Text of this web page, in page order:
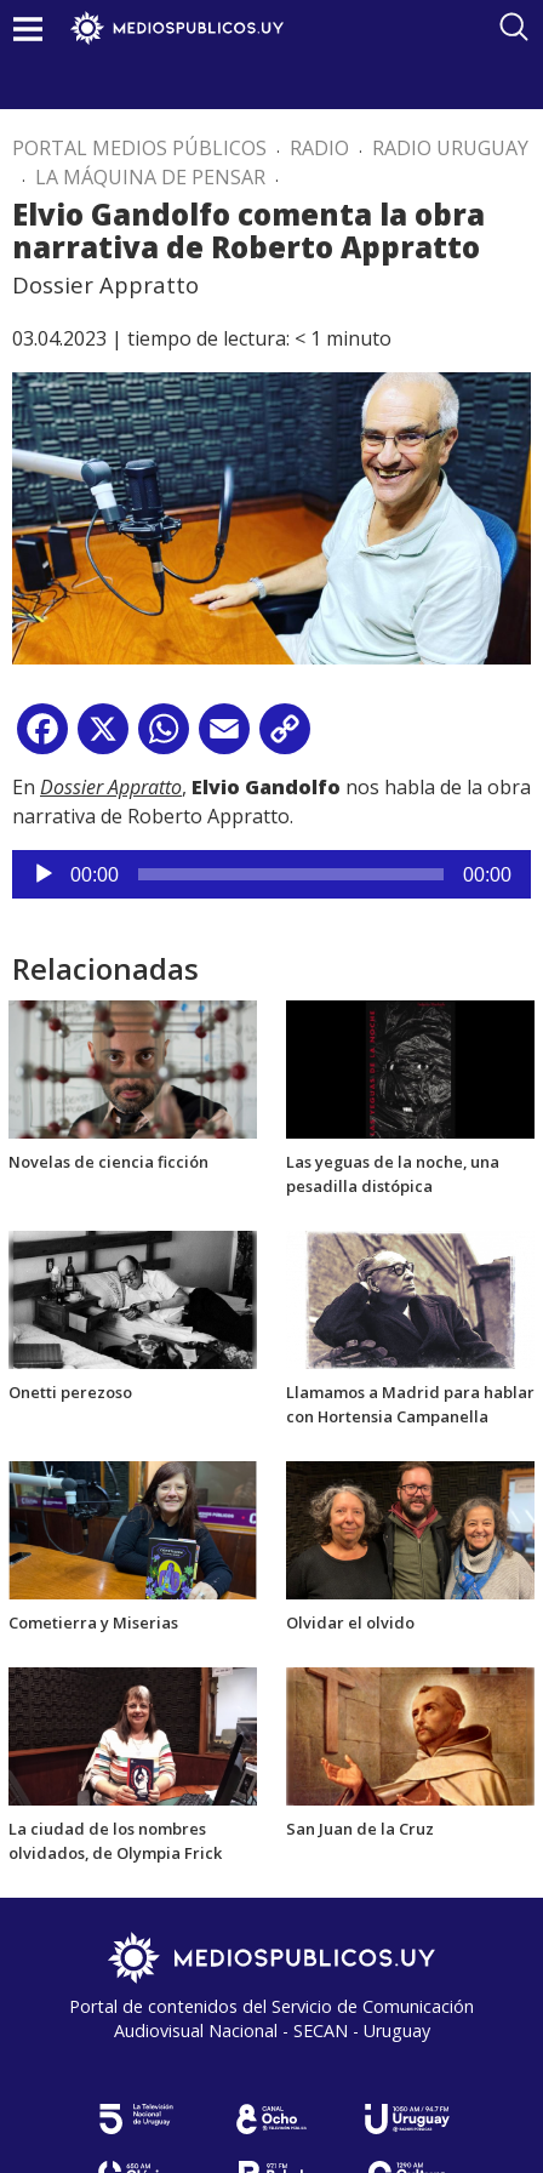
PORTAL MEDIOS PÚBLICOS . RADIO . RADIO URUGUAY
. LA MÁQUINA DE PENSAR .
Elvio Gandolfo comenta la obra
narrativa de Roberto Appratto
Dossier Appratto
03.04.2023 | tiempo de lectura: < 1 minuto
Facebook
X WhatsApp
Email
Link
En Dossier Appratto, Elvio Gandolfo nos habla de la obra
narrativa de Roberto Appratto.
Reproductor
de
00:00 00:00
Relacionadas
Novelas de ciencia ficción
Las yeguas de la noche, una
pesadilla distópica
Onetti perezoso
Llamamos a Madrid para hablar
con Hortensia Campanella
Cometierra y Miserias Olvidar el olvido
La ciudad de los nombres
olvidados, de Olympia Frick
San Juan de la Cruz
Portal de contenidos del Servicio de Comunicación
Audiovisual Nacional - SECAN - Uruguay